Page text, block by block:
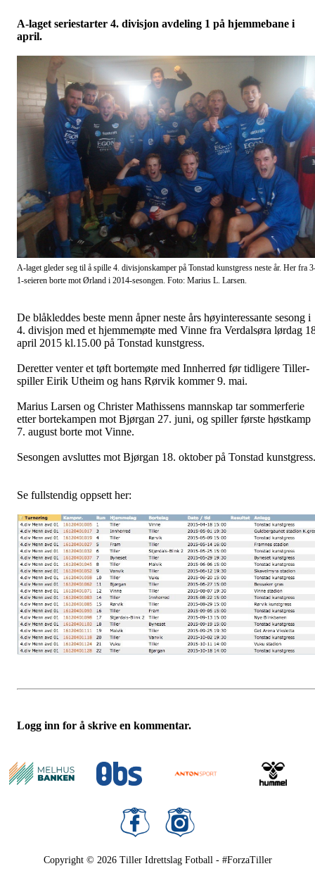
A-laget seriestarter 4. divisjon avdeling 1 på hjemmebane i
april.
A-laget gleder seg til å spille 4. divisjonskamper på Tonstad kunstgress neste år. Her fra
1-seieren borte mot Ørland i 2014-sesongen. Foto: Marius L. Larsen.
De blåkleddes beste menn åpner neste års høyinteressante sesong i
4. divisjon med et hjemmemøte med Vinne fra Verdalsøra lørdag
april 2015 kl.15.00 på Tonstad kunstgress.
Deretter venter et tøft bortemøte med Innherred før tidligere Tiller-
spiller Eirik Utheim og hans Rørvik kommer 9. mai.
Marius Larsen og Christer Mathissens mannskap tar sommerferie
etter bortekampen mot Bjørgan 27. juni, og spiller første høstkamp
7. august borte mot Vinne.
Sesongen avsluttes mot Bjørgan 18. oktober på Tonstad kunstgress.
Se fullstendig oppsett her:
Logg inn for å skrive en kommentar.
Copyright © 2026 Tiller Idrettslag Fotball - #ForzaTiller